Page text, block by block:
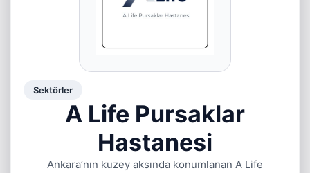
Sektörler
A Life Pursaklar
Hastanesi
Ankara’nın kuzey aksında konumlanan A Life